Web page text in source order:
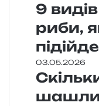
9
риби,
03.05.2026